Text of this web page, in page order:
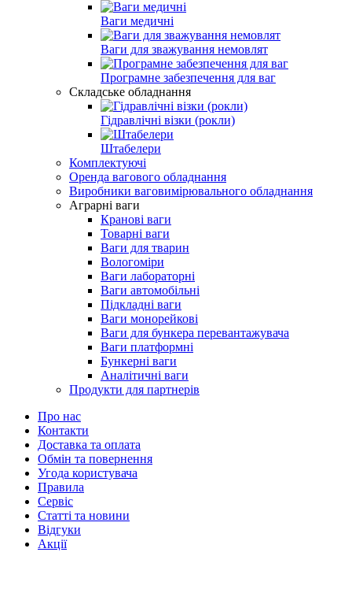
Ваги медичні
Ваги для зважування немовлят
Програмне забезпечення для ваг
Складське обладнання
Гідравлічні візки (рокли)
Штабелери
Комплектуючі
Оренда вагового обладнання
Виробники ваговимірювального обладнання
Аграрні ваги
Кранові ваги
Товарні ваги
Ваги для тварин
Вологоміри
Ваги лабораторні
Ваги автомобільні
Підкладні ваги
Ваги монорейкові
Ваги для бункера перевантажувача
Ваги платформні
Бункерні ваги
Аналітичні ваги
Продукти для партнерів
Про нас
Контакти
Доставка та оплата
Обмін та повернення
Угода користувача
Правила
Сервіс
Статті та новини
Відгуки
Акції